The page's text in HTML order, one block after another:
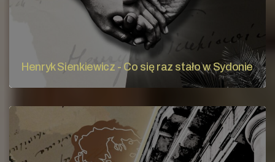
Henryk Sienkiewicz - Co się raz stało w Sydonie